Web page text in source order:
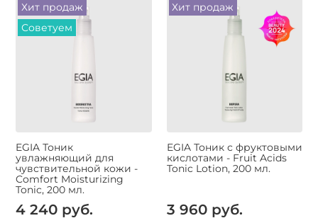
Хит продаж
Советуем
EGIA Тоник
увлажняющий для
чувствительной кожи -
Comfort Moisturizing
Tonic, 200 мл.
4 240 руб.
Хит продаж
EGIA Тоник с фруктовыми
кислотами - Fruit Acids
Tonic Lotion, 200 мл.
3 960 руб.